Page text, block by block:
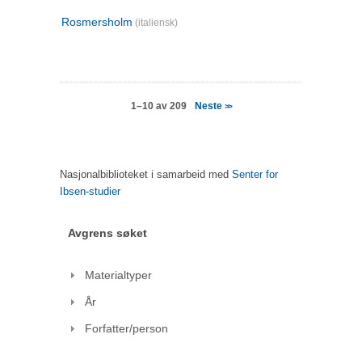
Rosmersholm (italiensk)
1–10 av 209 Neste >>
Nasjonalbiblioteket i samarbeid med Senter for
Ibsen-studier
Avgrens søket
Materialtyper
År
Forfatter/person